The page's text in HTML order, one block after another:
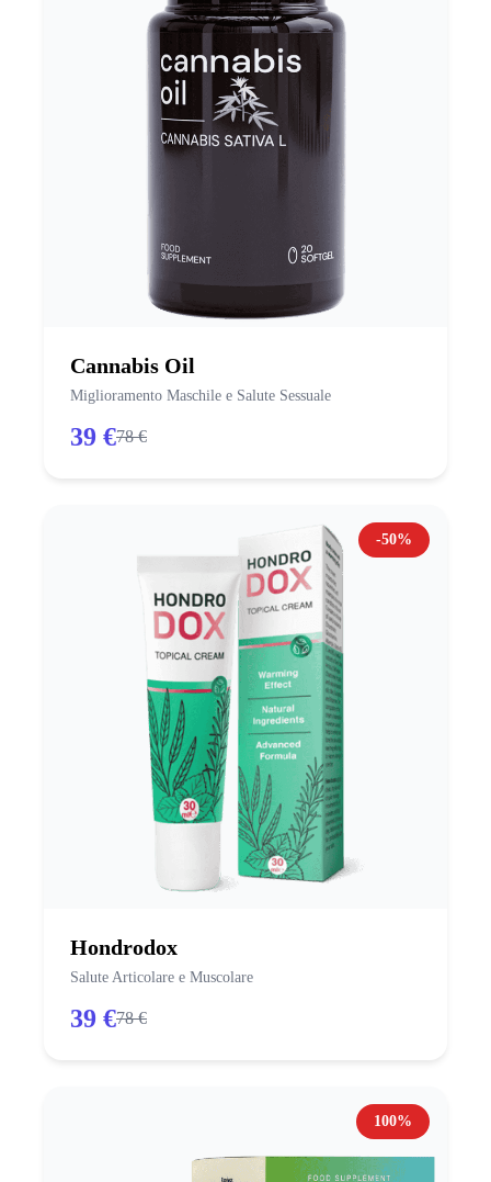
Cannabis Oil
Miglioramento Maschile e Salute Sessuale
39 €78 €
-50%
Hondrodox
Salute Articolare e Muscolare
39 €78 €
100%